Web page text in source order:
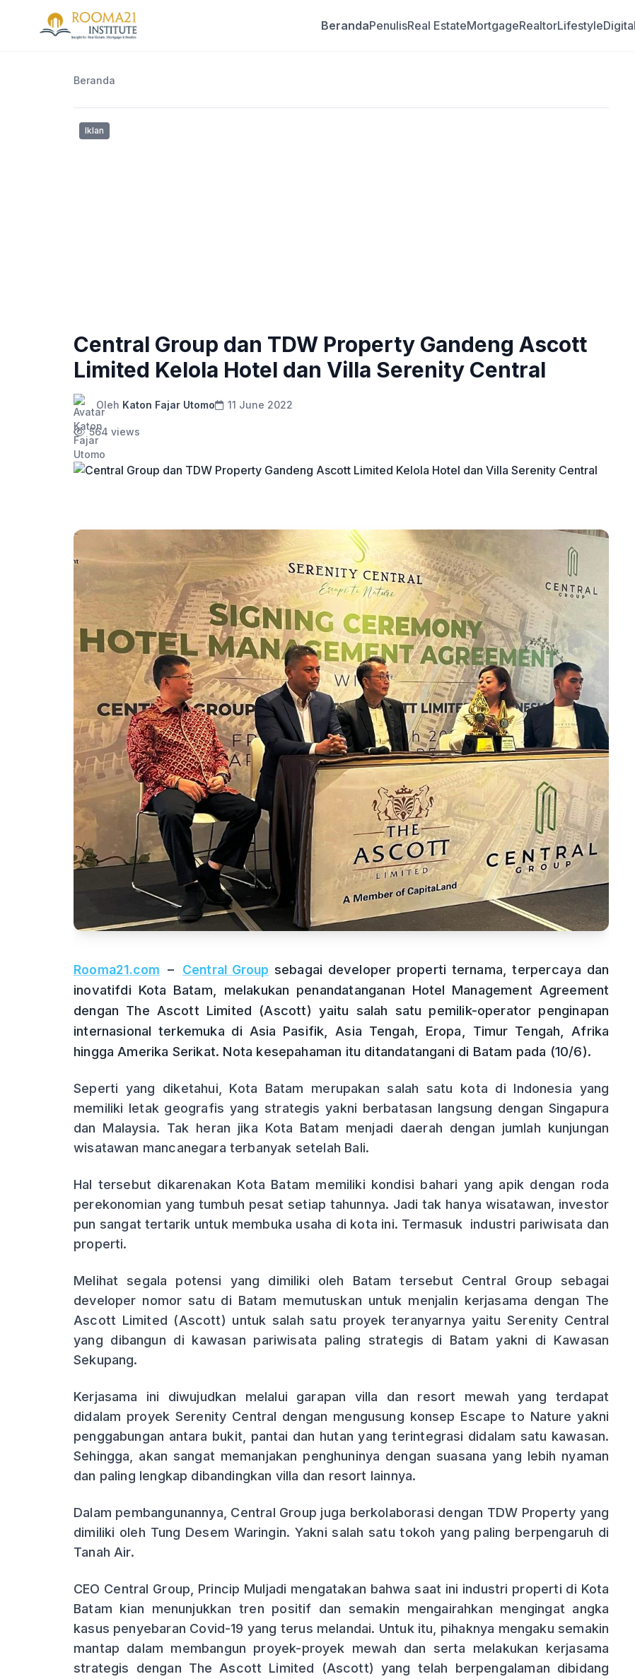
BerandaPenulisReal EstateMortgageRealtorLifestyle
Beranda
Iklan
Central Group dan TDW Property Gandeng Ascott
Limited Kelola Hotel dan Villa Serenity Central
Oleh Katon Fajar Utomo 11 June 2022
564 views
Rooma21.com – Central Group sebagai developer properti ternama, terpercaya dan
inovatifdi Kota Batam, melakukan penandatanganan Hotel Management Agreement
dengan The Ascott Limited (Ascott) yaitu salah satu pemilik-operator penginapan
internasional terkemuka di Asia Pasifik, Asia Tengah, Eropa, Timur Tengah, Afrika
hingga Amerika Serikat. Nota kesepahaman itu ditandatangani di Batam pada (10/6).
Seperti yang diketahui, Kota Batam merupakan salah satu kota di Indonesia yang
memiliki letak geografis yang strategis yakni berbatasan langsung dengan Singapura
dan Malaysia. Tak heran jika Kota Batam menjadi daerah dengan jumlah kunjungan
wisatawan mancanegara terbanyak setelah Bali.
Hal tersebut dikarenakan Kota Batam memiliki kondisi bahari yang apik dengan roda
perekonomian yang tumbuh pesat setiap tahunnya. Jadi tak hanya wisatawan, investor
pun sangat tertarik untuk membuka usaha di kota ini. Termasuk industri pariwisata dan
properti.
Melihat segala potensi yang dimiliki oleh Batam tersebut Central Group sebagai
developer nomor satu di Batam memutuskan untuk menjalin kerjasama dengan The
Ascott Limited (Ascott) untuk salah satu proyek teranyarnya yaitu Serenity Central
yang dibangun di kawasan pariwisata paling strategis di Batam yakni di Kawasan
Sekupang.
Kerjasama ini diwujudkan melalui garapan villa dan resort mewah yang terdapat
didalam proyek Serenity Central dengan mengusung konsep Escape to Nature yakni
penggabungan antara bukit, pantai dan hutan yang terintegrasi didalam satu kawasan.
Sehingga, akan sangat memanjakan penghuninya dengan suasana yang lebih nyaman
dan paling lengkap dibandingkan villa dan resort lainnya.
Dalam pembangunannya, Central Group juga berkolaborasi dengan TDW Property yang
dimiliki oleh Tung Desem Waringin. Yakni salah satu tokoh yang paling berpengaruh di
Tanah Air.
CEO Central Group, Princip Muljadi mengatakan bahwa saat ini industri properti di Kota
Batam kian menunjukkan tren positif dan semakin mengairahkan mengingat angka
kasus penyebaran Covid-19 yang terus melandai. Untuk itu, pihaknya mengaku semakin
mantap dalam membangun proyek-proyek mewah dan serta melakukan kerjasama
strategis dengan The Ascott Limited (Ascott) yang telah berpengalaman dibidang